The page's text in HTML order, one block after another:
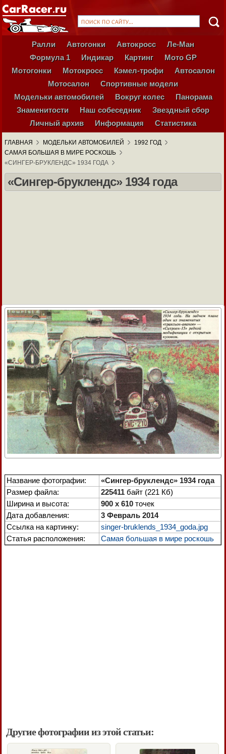
Ралли Автогонки Автокросс
Ле-Ман
Формула 1
Индикар Картинг
Мото GP
Мотогонки
Мотокросс Кэмел-трофи
Автосалон
Мотосалон
Спортивные модели
Модельки автомобилей
Вокруг колес
Панорама
Знаменитости
Наш собеседник
Звездный сбор
Личный архив
Информация Статистика
ГЛАВНАЯ МОДЕЛЬКИ АВТОМОБИЛЕЙ
1992 ГОД
САМАЯ БОЛЬШАЯ В МИРЕ РОСКОШЬ
«СИНГЕР-БРУКЛЕНДС» 1934 ГОДА
«Сингер-бруклендс» 1934 года
Название фотографии:
«Сингер-бруклендс» 1934 года
Размер файла:
225411 байт (221 Кб)
Ширина и высота:
900 x 610 точек
Дата добавления:
3 Февраль 2014
Ссылка на картинку:
singer-bruklends_1934_goda.jpg
Статья расположения:
Самая большая в мире роскошь
Другие фотографии из этой статьи: